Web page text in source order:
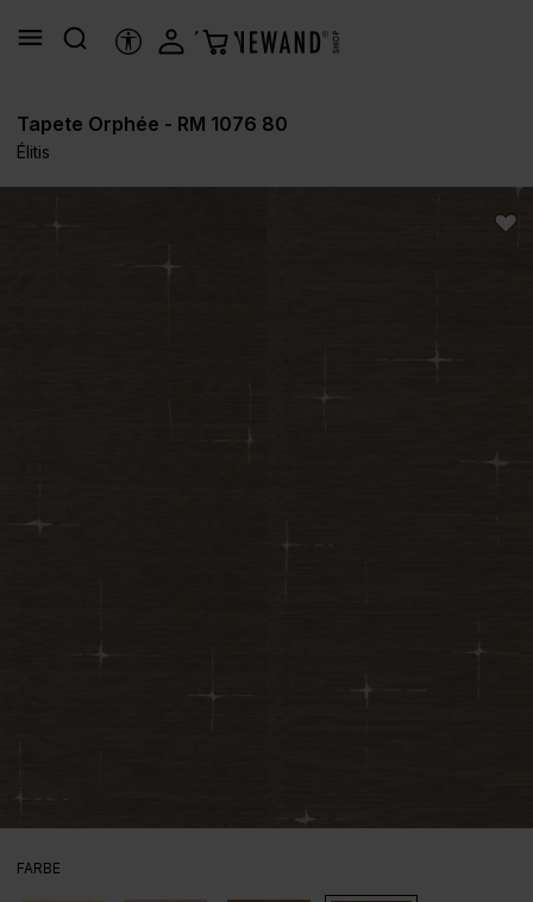
springen
HILFSTOOLS
Tapete Orphée - RM 1076 80
Élitis
FARBE